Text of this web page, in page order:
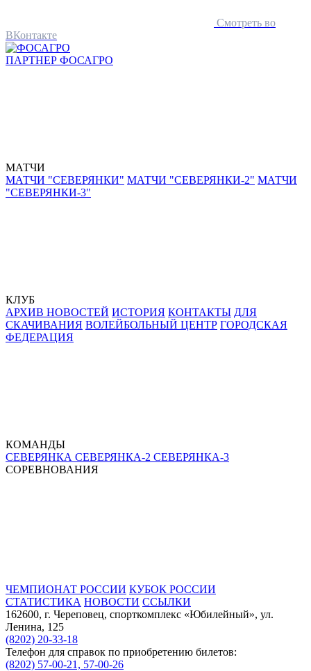
Смотреть во
ВКонтакте
ПАРТНЕР ФОСАГРО
МАТЧИ
МАТЧИ "СЕВЕРЯНКИ" МАТЧИ "СЕВЕРЯНКИ-2" МАТЧИ
"СЕВЕРЯНКИ-3"
КЛУБ
АРХИВ НОВОСТЕЙ ИСТОРИЯ КОНТАКТЫ ДЛЯ
СКАЧИВАНИЯ ВОЛЕЙБОЛЬНЫЙ ЦЕНТР ГОРОДСКАЯ
ФЕДЕРАЦИЯ
КОМАНДЫ
СЕВЕРЯНКА СЕВЕРЯНКА-2 СЕВЕРЯНКА-3
СОРЕВНОВАНИЯ
ЧЕМПИОНАТ РОССИИ КУБОК РОССИИ
СТАТИСТИКА НОВОСТИ ССЫЛКИ
162600, г. Череповец, спорткомплекс «Юбилейный», ул.
Ленина, 125
(8202) 20-33-18
Телефон для справок по приобретению билетов:
(8202) 57-00-21, 57-00-26